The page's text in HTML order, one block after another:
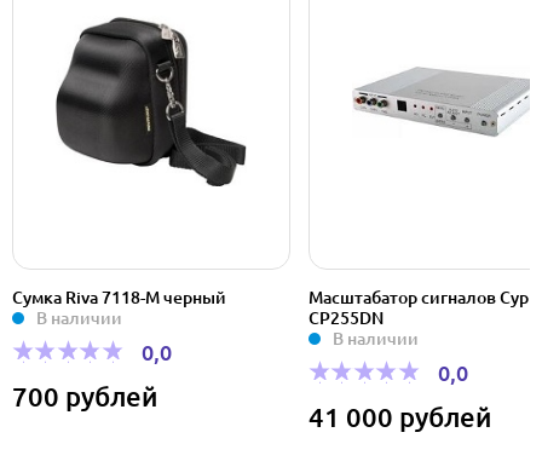
Сумка Riva 7118-M черный
В наличии
0,0
700 рублей
Масштабатор сигналов
CP255DN
В наличии
0,0
41 000 рублей